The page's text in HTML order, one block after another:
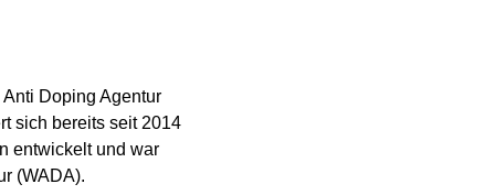
Doping Agentur
sich bereits seit 2014
entwickelt und war
(WADA).